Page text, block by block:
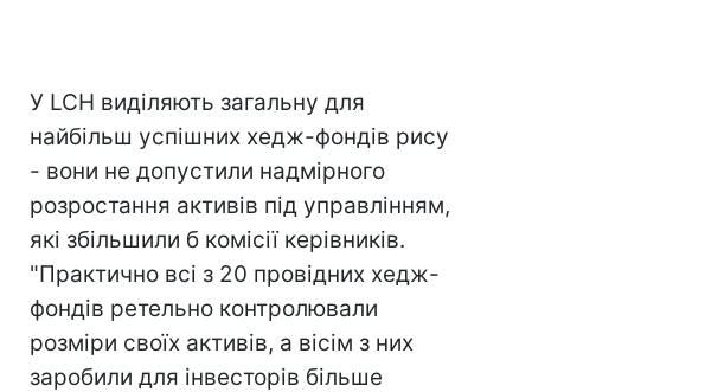
У LCH виділяють загальну для
найбільш успішних хедж-фондів рису
- вони не допустили надмірного
розростання активів під управлінням,
які збільшили б комісії керівників.
"Практично всі з 20 провідних хедж-
фондів ретельно контролювали
розміри своїх активів, а вісім з них
заробили для інвесторів більше